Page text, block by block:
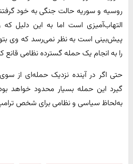
روسیه و سوریه حالت جنگی به خود
التهاب‌آمیزی است اما به این دلیل که
پیش‌بینی است به نظر نمی‌رسد که وی
را به انجام یک حمله گسترده نظامی قانع
حتی اگر در آینده نزدیک حمله‌ای از
گیرد این حمله بسیار محدود خواهد
به‌لحاظ سیاسی و نظامی برای شخص